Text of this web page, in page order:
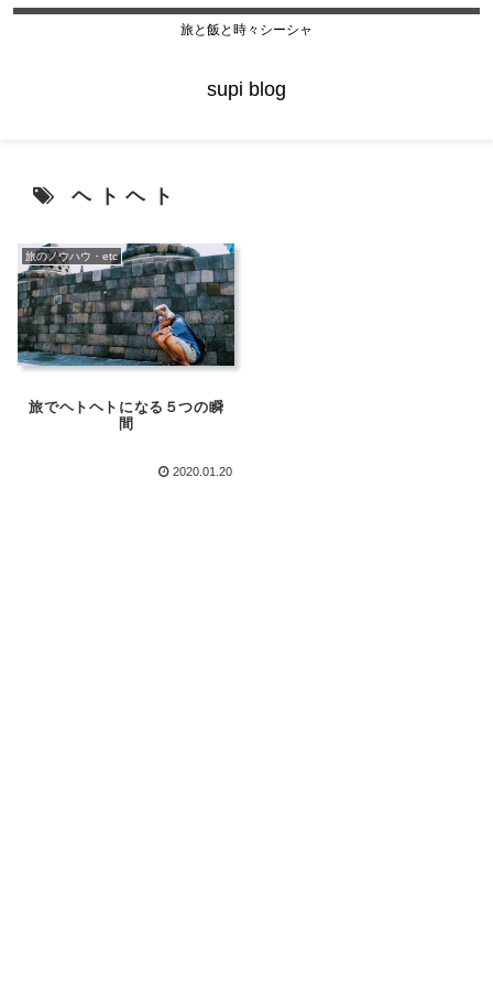
旅と飯と時々シーシャ
supi blog
ヘトヘト
旅のノウハウ・etc
旅でヘトヘトになる５つの瞬
間
2020.01.20